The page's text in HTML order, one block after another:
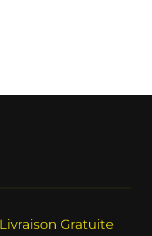
Livraison Gratuite